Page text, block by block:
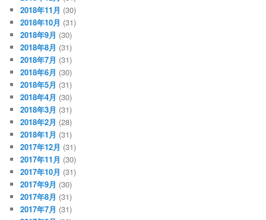
2018年11月 (30)
2018年10月 (31)
2018年9月 (30)
2018年8月 (31)
2018年7月 (31)
2018年6月 (30)
2018年5月 (31)
2018年4月 (30)
2018年3月 (31)
2018年2月 (28)
2018年1月 (31)
2017年12月 (31)
2017年11月 (30)
2017年10月 (31)
2017年9月 (30)
2017年8月 (31)
2017年7月 (31)